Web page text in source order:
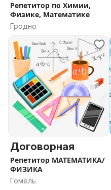
Репетитор по Химии,
Физике, Математике
Гродно
Договорная
Репетитор МАТЕМАТИКА/
ФИЗИКА
Гомель